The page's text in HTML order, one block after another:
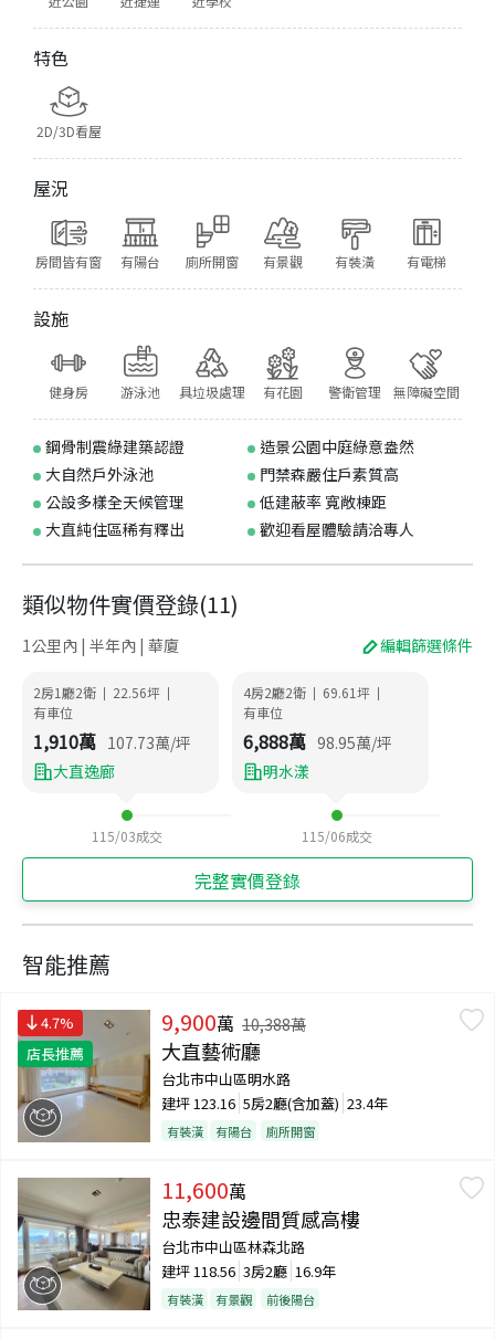
特色
2D/3D看屋
屋況
房間皆有窗 有陽台 廁所開窗 有景觀 有裝潢 有電梯
設施
健身房 游泳池 具垃圾處理 有花園 警衛管理 無障礙空間
鋼骨制震綠建築認證
造景公園中庭綠意盎然
大自然戶外泳池
門禁森嚴住戶素質高
公設多樣全天候管理
低建蔽率 寬敞棟距
大直純住區稀有釋出
歡迎看屋體驗請洽專人
類似物件實價登錄(11)
1公里內 | 半年內 | 華廈 編輯篩選條件
2房1廳2衛 | 22.56坪 |
有車位
1,910萬 107.73萬/坪
大直逸廊
115/03成交
4房2廳2衛 | 69.61坪 |
有車位
6,888萬 98.95萬/坪
明水漾
115/06成交
完整實價登錄
智能推薦
4.7%
店長推薦
9,900萬 10,388萬
大直藝術廳
台北市中山區明水路
建坪 123.16 5房2廳(含加蓋) 23.4年
有裝潢 有陽台 廁所開窗
11,600萬
忠泰建設邊間質感高樓
台北市中山區林森北路
建坪 118.56 3房2廳 16.9年
有裝潢 有景觀 前後陽台